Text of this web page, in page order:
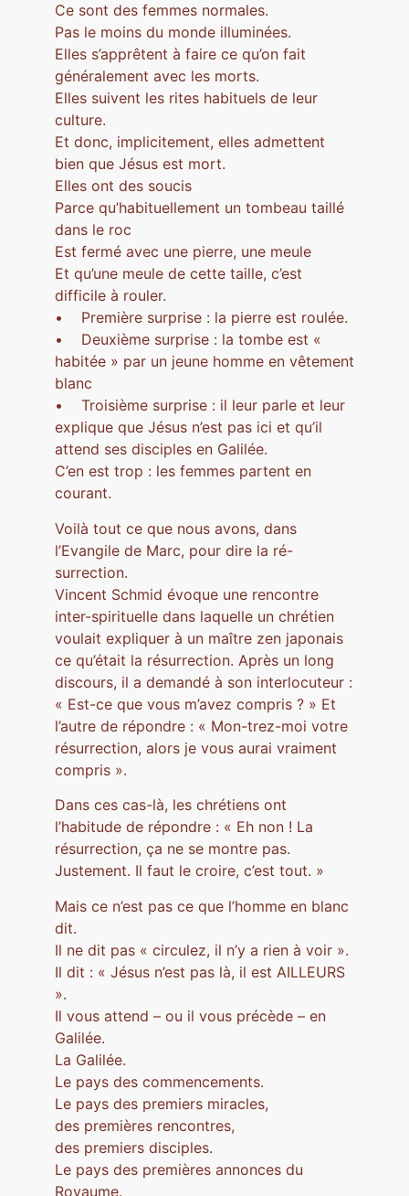
Ce sont des femmes normales.
Pas le moins du monde illuminées.
Elles s’apprêtent à faire ce qu’on fait
généralement avec les morts.
Elles suivent les rites habituels de leur
culture.
Et donc, implicitement, elles admettent
bien que Jésus est mort.
Elles ont des soucis
Parce qu’habituellement un tombeau taillé
dans le roc
Est fermé avec une pierre, une meule
Et qu’une meule de cette taille, c’est
difficile à rouler.
• Première surprise : la pierre est roulée.
• Deuxième surprise : la tombe est «
habitée » par un jeune homme en vêtement
blanc
• Troisième surprise : il leur parle et leur
explique que Jésus n’est pas ici et qu’il
attend ses disciples en Galilée.
C’en est trop : les femmes partent en
courant.
Voilà tout ce que nous avons, dans
l’Evangile de Marc, pour dire la ré-
surrection.
Vincent Schmid évoque une rencontre
inter-spirituelle dans laquelle un chrétien
voulait expliquer à un maître zen japonais
ce qu’était la résurrection. Après un long
discours, il a demandé à son interlocuteur :
« Est-ce que vous m’avez compris ? » Et
l’autre de répondre : « Mon-trez-moi votre
résurrection, alors je vous aurai vraiment
compris ».
Dans ces cas-là, les chrétiens ont
l’habitude de répondre : « Eh non ! La
résurrection, ça ne se montre pas.
Justement. Il faut le croire, c’est tout. »
Mais ce n’est pas ce que l’homme en blanc
dit.
Il ne dit pas « circulez, il n’y a rien à voir ».
Il dit : « Jésus n’est pas là, il est AILLEURS
».
Il vous attend – ou il vous précède – en
Galilée.
La Galilée.
Le pays des commencements.
Le pays des premiers miracles,
des premières rencontres,
des premiers disciples.
Le pays des premières annonces du
Royaume.